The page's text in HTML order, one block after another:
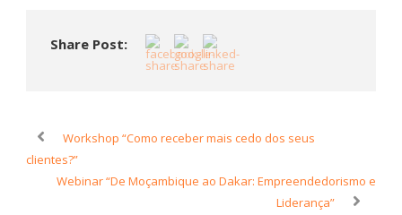
Share Post:
Workshop “Como receber mais cedo dos seus
clientes?”
Webinar “De Moçambique ao Dakar: Empreendedorismo e
Liderança”